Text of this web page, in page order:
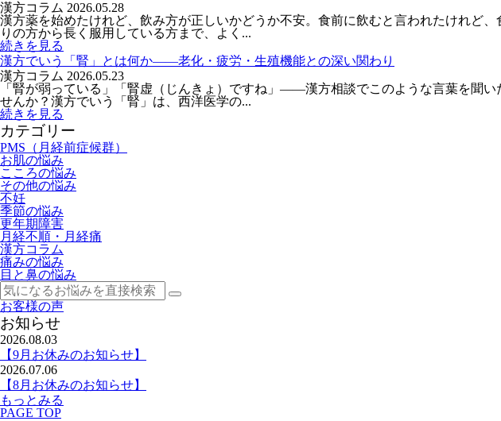
漢方コラム 2026.05.28
漢方薬を始めたけれど、飲み方が正しいかどうか不安。食前に飲むと言われたけれ
りの方から長く服用している方まで、よく...
続きを見る
漢方でいう「腎」とは何か――老化・疲労・生殖機能との深い関わり
漢方コラム 2026.05.23
「腎が弱っている」「腎虚（じんきょ）ですね」——漢方相談でこのような言葉を聞
せんか？漢方でいう「腎」は、西洋医学の...
続きを見る
カテゴリー
PMS（月経前症候群）
お肌の悩み
こころの悩み
その他の悩み
不妊
季節の悩み
更年期障害
月経不順・月経痛
漢方コラム
痛みの悩み
目と鼻の悩み
お客様の声
お知らせ
2026.08.03
【9月お休みのお知らせ】
2026.07.06
【8月お休みのお知らせ】
もっとみる
PAGE TOP